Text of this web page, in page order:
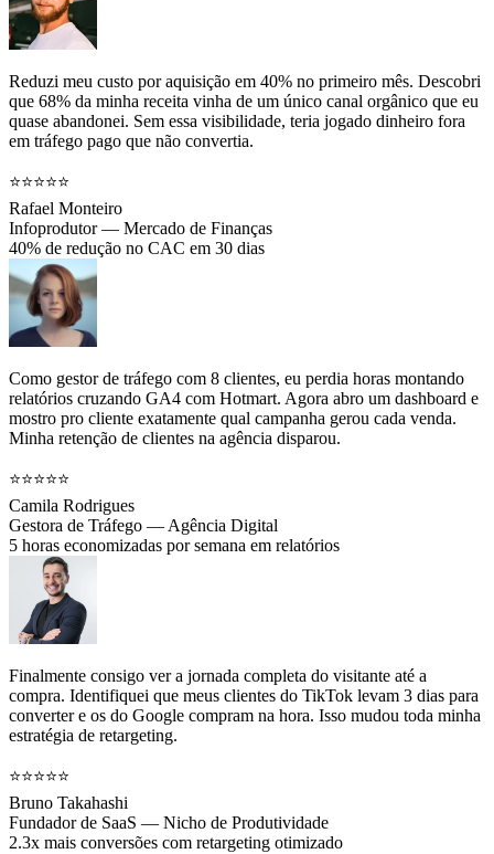
Reduzi meu custo por aquisição em 40% no primeiro mês. Descobri
que 68% da minha receita vinha de um único canal orgânico que eu
quase abandonei. Sem essa visibilidade, teria jogado dinheiro fora
em tráfego pago que não convertia.
⭐⭐⭐⭐⭐
Rafael Monteiro
Infoprodutor — Mercado de Finanças
40% de redução no CAC em 30 dias
Como gestor de tráfego com 8 clientes, eu perdia horas montando
relatórios cruzando GA4 com Hotmart. Agora abro um dashboard e
mostro pro cliente exatamente qual campanha gerou cada venda.
Minha retenção de clientes na agência disparou.
⭐⭐⭐⭐⭐
Camila Rodrigues
Gestora de Tráfego — Agência Digital
5 horas economizadas por semana em relatórios
Finalmente consigo ver a jornada completa do visitante até a
compra. Identifiquei que meus clientes do TikTok levam 3 dias para
converter e os do Google compram na hora. Isso mudou toda minha
estratégia de retargeting.
⭐⭐⭐⭐⭐
Bruno Takahashi
Fundador de SaaS — Nicho de Produtividade
2.3x mais conversões com retargeting otimizado